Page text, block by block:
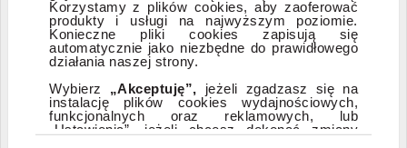
Korzystamy z plików cookies, aby zaoferować
produkty i usługi na najwyższym poziomie.
Konieczne pliki cookies zapisują się
automatycznie jako niezbędne do prawidłowego
działania naszej strony.
Wybierz „Akceptuję”, jeżeli zgadzasz się na
instalację plików cookies wydajnościowych,
funkcjonalnych oraz reklamowych, lub
„Ustawienia”, jeżeli chcesz dokonać zmiany
ESG